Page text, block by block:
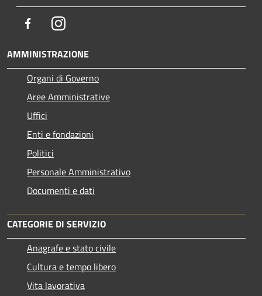
FacebookInstagram
AMMINISTRAZIONE
Organi di Governo
Aree Amministrative
Uffici
Enti e fondazioni
Politici
Personale Amministrativo
Documenti e dati
CATEGORIE DI SERVIZIO
Anagrafe e stato civile
Cultura e tempo libero
Vita lavorativa